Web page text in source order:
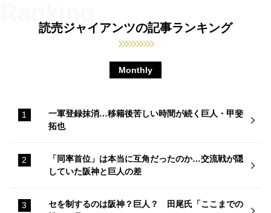
読売ジャイアンツの記事ランキング
Monthly
一軍登録抹消…移籍後苦しい時間が続く巨人・甲斐
拓也
「同率首位」は本当に互角だったのか…交流戦が隠
していた阪神と巨人の差
セを制するのは阪神？巨人？ 田尾氏「ここまでの